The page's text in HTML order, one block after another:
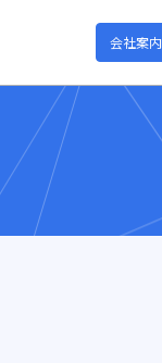
会社案内